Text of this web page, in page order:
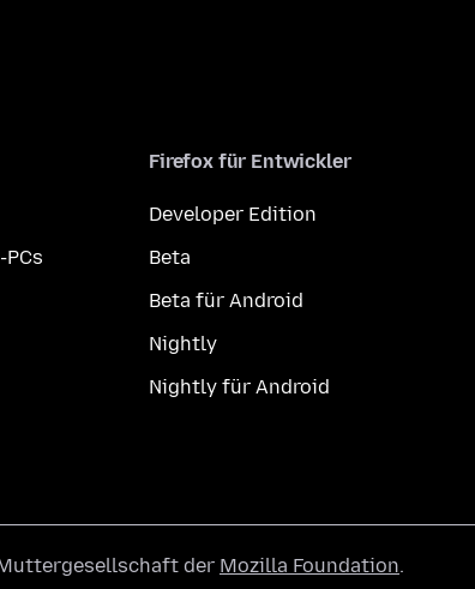
Firefox für Entwickler
Developer Edition
Beta
Beta für Android
Nightly
Nightly für Android
der Mozilla Foundation.